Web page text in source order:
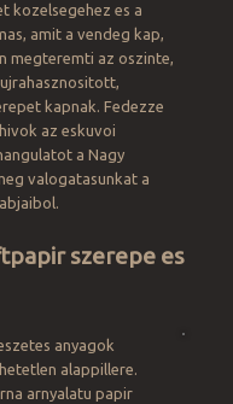
kozelsegehez es a
amit a vendeg kap,
megteremti az oszinte,
kapnak. Fedezze
az eskuvoi
a Nagy
valogatasunkat a
szerepe es
anyagok
alappillere.
arnyalatu papir